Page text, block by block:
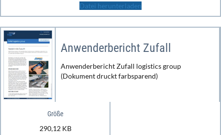
Datei herunterladen
Anwenderbericht Zufall
Anwenderbericht Zufall logistics group
(Dokument druckt farbsparend)
Größe
290,12 KB